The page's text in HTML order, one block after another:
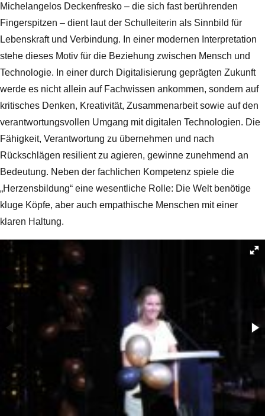
Michelangelos Deckenfresko – die sich fast berührenden
Fingerspitzen – dient laut der Schulleiterin als Sinnbild für
Lebenskraft und Verbindung. In einer modernen Interpretation
stehe dieses Motiv für die Beziehung zwischen Mensch und
Technologie. In einer durch Digitalisierung geprägten Zukunft
werde es nicht allein auf Fachwissen ankommen, sondern auf
kritisches Denken, Kreativität, Zusammenarbeit sowie auf den
verantwortungsvollen Umgang mit digitalen Technologien. Die
Fähigkeit, Verantwortung zu übernehmen und nach
Rückschlägen resilient zu agieren, gewinne zunehmend an
Bedeutung. Neben der fachlichen Kompetenz spiele die
„Herzensbildung“ eine wesentliche Rolle: Die Welt benötige
kluge Köpfe, aber auch empathische Menschen mit einer
klaren Haltung.